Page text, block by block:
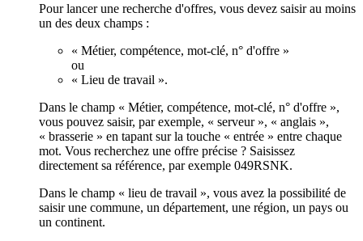
Pour lancer une recherche d'offres, vous devez saisir au moins
un des deux champs :
« Métier, compétence, mot-clé, n° d'offre »
ou
« Lieu de travail ».
Dans le champ « Métier, compétence, mot-clé, n° d'offre »,
vous pouvez saisir, par exemple, « serveur », « anglais »,
« brasserie » en tapant sur la touche « entrée » entre chaque
mot. Vous recherchez une offre précise ? Saisissez
directement sa référence, par exemple 049RSNK.
Dans le champ « lieu de travail », vous avez la possibilité de
saisir une commune, un département, une région, un pays ou
un continent.